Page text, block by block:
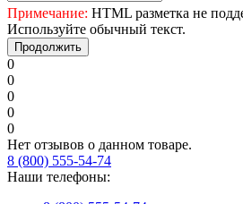
Примечание: HTML разметка не
Используйте обычный текст.
Продолжить
0
0
0
0
0
Нет отзывов о данном товаре.
8 (800) 555-54-74
Наши телефоны: